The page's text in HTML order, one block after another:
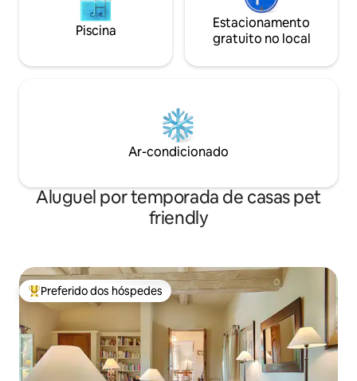
Piscina
Estacionamento
gratuito no local
Ar-condicionado
Aluguel por temporada de casas pet
friendly
Entre os melhores preferidos dos hóspedes
Preferido dos hóspedes